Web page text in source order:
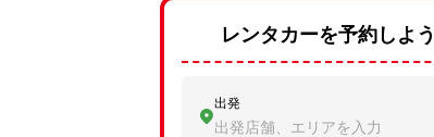
レンタカーを予約しよう
出発
出発店舗、エリアを入力